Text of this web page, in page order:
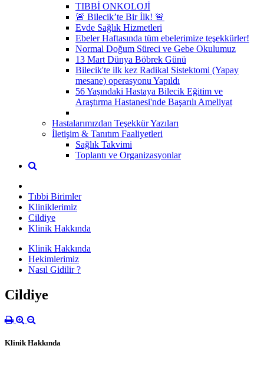
TIBBİ ONKOLOJİ
🚨 Bilecik’te Bir İlk! 🚨
Evde Sağlık Hizmetleri
Ebeler Haftasında tüm ebelerimize teşekkürler!
Normal Doğum Süreci ve Gebe Okulumuz
13 Mart Dünya Böbrek Günü
Bilecik'te ilk kez Radikal Sistektomi (Yapay
mesane) operasyonu Yapıldı
56 Yaşındaki Hastaya Bilecik Eğitim ve
Araştırma Hastanesi'nde Başarılı Ameliyat
Hastalarımızdan Teşekkür Yazıları
İletişim & Tanıtım Faaliyetleri
Sağlık Takvimi
Toplantı ve Organizasyonlar
Tıbbi Birimler
Kliniklerimiz
Cildiye
Klinik Hakkında
Klinik Hakkında
Hekimlerimiz
Nasıl Gidilir ?
Cildiye
Klinik Hakkında